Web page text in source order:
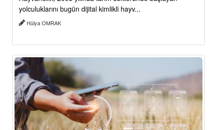
yolculuklarını bugün dijital kimlikli hayv...
Hülya OMRAK